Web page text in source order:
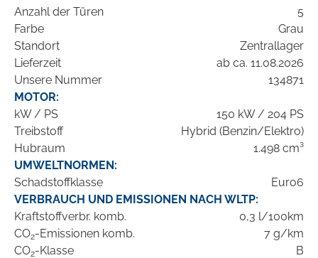
Anzahl der Türen
5
Farbe
Grau
Standort
Zentrallager
Lieferzeit
ab ca. 11.08.2026
Unsere Nummer
134871
MOTOR:
kW / PS
150 kW / 204 PS
Treibstoff
Hybrid (Benzin/Elektro)
Hubraum
1.498 cm³
UMWELTNORMEN:
Schadstoffklasse
Euro6
VERBRAUCH UND EMISSIONEN NACH WLTP:
Kraftstoffverbr. komb.
0,3 l/100km
CO2-Emissionen komb.
7 g/km
CO2-Klasse B